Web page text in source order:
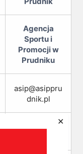
Agencja
Sportu i
Promocji w
Prudniku
asip@asippru
dnik.pl
✕